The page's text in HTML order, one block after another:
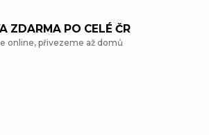
ZDARMA PO CELÉ ČR
online, přivezeme až domů